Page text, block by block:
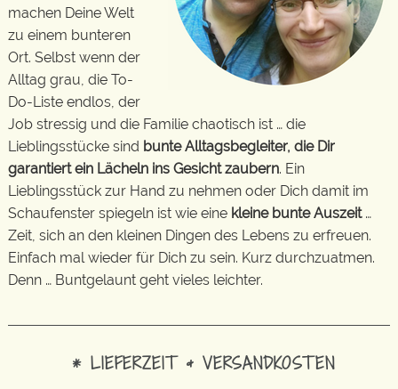
machen Deine Welt
zu einem bunteren
Ort. Selbst wenn der
Alltag grau, die To-
Do-Liste endlos, der
Job stressig und die Familie chaotisch ist … die
Lieblingsstücke sind bunte Alltagsbegleiter, die Dir
garantiert ein Lächeln ins Gesicht zaubern. Ein
Lieblingsstück zur Hand zu nehmen oder Dich damit im
Schaufenster spiegeln ist wie eine kleine bunte Auszeit…
Zeit, sich an den kleinen Dingen des Lebens zu erfreuen.
Einfach mal wieder für Dich zu sein. Kurz durchzuatmen.
Denn … Buntgelaunt geht vieles leichter.
* LIEFERZEIT & VERSANDKOSTEN